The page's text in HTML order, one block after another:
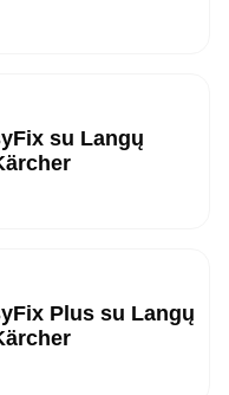
su Langų
Plus su Langų